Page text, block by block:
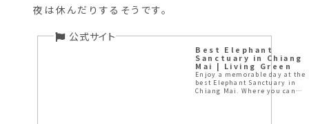
夜は休んだりするそうです。
Best Elephant
Sanctuary in Chiang
Mai | Living Green
Enjoy a memorable day at the
best Elephant Sanctuary in
Chiang Mai. Where you can